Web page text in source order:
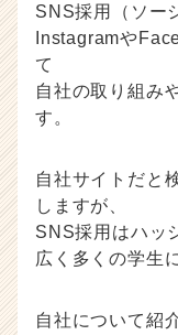
SNS採用（ソー
Instagramや
て
自社の取り組み
す。
自社サイトだと
しますが、
SNS採用はハッ
広く多くの学生
自社について紹